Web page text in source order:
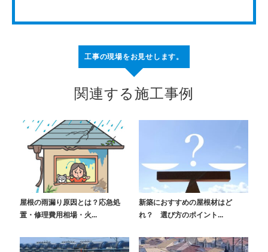
工事の現場をお見せします。
関連する施工事例
屋根の雨漏り原因とは？応急処
置・修理費用相場・火...
新築におすすめの屋根材はど
れ？ 選び方のポイント...